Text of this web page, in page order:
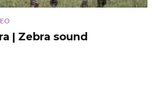
| Zebra sound